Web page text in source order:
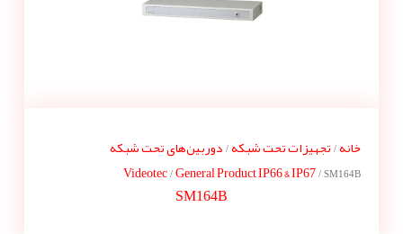
خانه/ تجهیزات تحت شبکه/ دوربین‌های تحت شبکه
Videotec /General Product IP66 & IP67 / SM164B
SM164B